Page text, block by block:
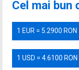
Cel mai bun
1 EUR = 5.2900 RON
1 USD = 4.6100 RON